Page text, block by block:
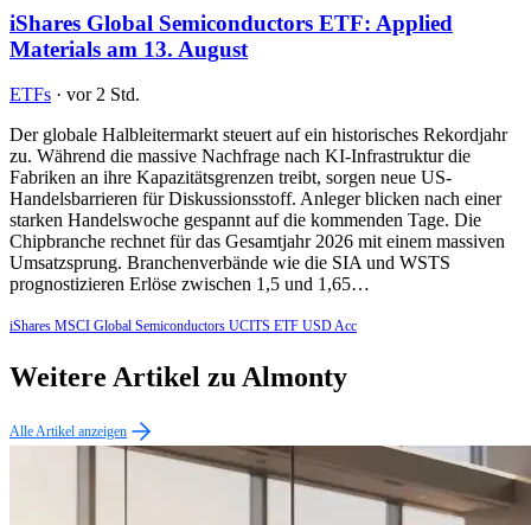
iShares Global Semiconductors ETF: Applied
Materials am 13. August
ETFs · vor 2 Std.
Der globale Halbleitermarkt steuert auf ein historisches Rekordjahr
zu. Während die massive Nachfrage nach KI-Infrastruktur die
Fabriken an ihre Kapazitätsgrenzen treibt, sorgen neue US-
Handelsbarrieren für Diskussionsstoff. Anleger blicken nach einer
starken Handelswoche gespannt auf die kommenden Tage. Die
Chipbranche rechnet für das Gesamtjahr 2026 mit einem massiven
Umsatzsprung. Branchenverbände wie die SIA und WSTS
prognostizieren Erlöse zwischen 1,5 und 1,65…
iShares MSCI Global Semiconductors UCITS ETF USD Acc
Weitere Artikel zu Almonty
Alle Artikel anzeigen